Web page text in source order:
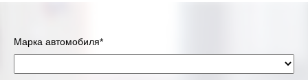
Марка автомобиля*